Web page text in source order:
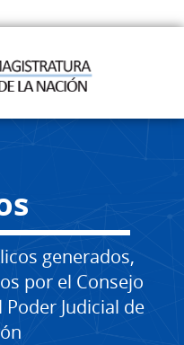
generados,
por el Consejo
Judicial de